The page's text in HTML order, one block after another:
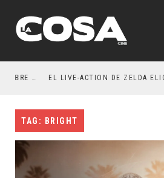
RESEÑA LA INVITACIÓN: OLIVIA WILDE REFLEXIONA SOBRE LA VIDA CONYUGAL EL LIVE-ACTION DE ZELDA
TAG: BRIGHT